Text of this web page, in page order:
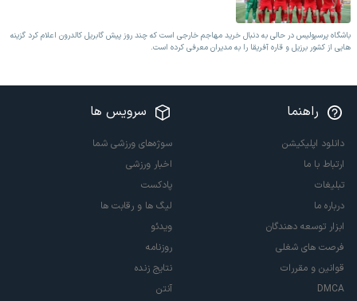
باشگاه پرسپولیس در حالی به دنبال خرید مهاجم خارجی است که چند روز پیش گابریل کالدرون اعلام کرد گزینه
هایی از کشور برزیل و قاره آفریقا را به مدیران معرفی کرده است.
راهنما
دانلود اپلیکیشن
ارتباط با ما
تبلیغات
درباره ما
ابزار توسعه دهندگان
فرصت های شغلی
قوانین و مقررات
DMCA
سرویس ها
سوژه‌های ورزشی شما
اخبار ورزشی
پادکست
لیگ ها و رقابت ها
ویدئو
روزنامه
نتایج زنده
آنتن